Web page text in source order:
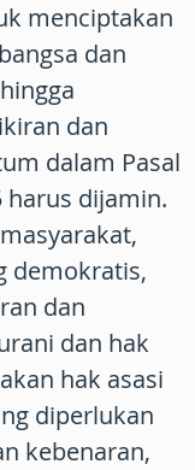
menciptakan
dan
dan
dalam Pasal
harus dijamin.
demokratis,
dan
dan hak
hak asasi
diperlukan
kebenaran,